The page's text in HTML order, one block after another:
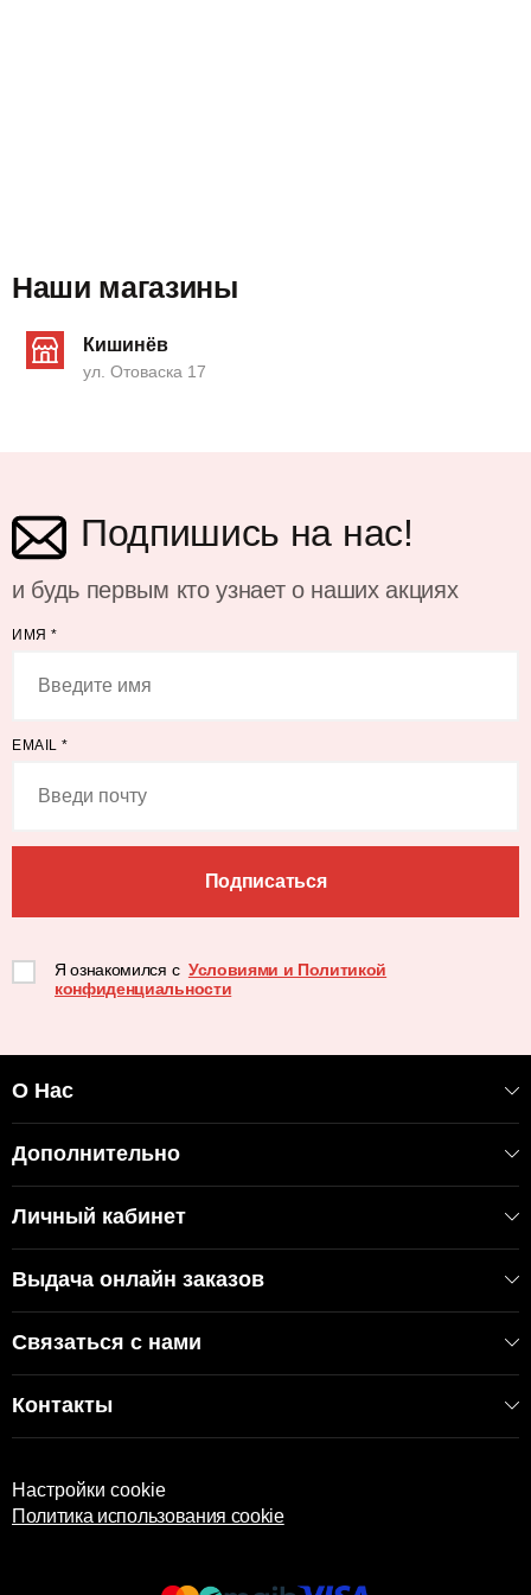
Наши магазины
Кишинёв
ул. Отоваска 17
Подпишись на нас!
и будь первым кто узнает о наших акциях
ИМЯ *
EMAIL *
Подписаться
Я ознакомился с Условиями и Политикой
конфиденциальности
О Нас
Дополнительно
Личный кабинет
Выдача онлайн заказов
Связаться с нами
Контакты
Настройки cookie
Политика использования cookie